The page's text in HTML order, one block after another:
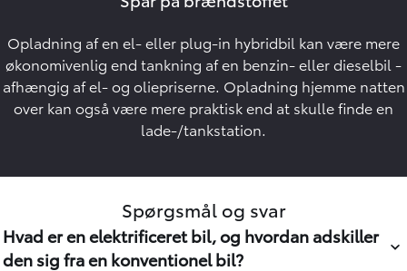
Opladning af en el- eller plug-in hybridbil kan være mere
økonomivenlig end tankning af en benzin- eller dieselbil -
afhængig af el- og oliepriserne. Opladning hjemme natten
over kan også være mere praktisk end at skulle finde en
lade-/tankstation.
Spørgsmål og svar
Hvad er en elektrificeret bil, og hvordan adskiller
den sig fra en konventionel bil?